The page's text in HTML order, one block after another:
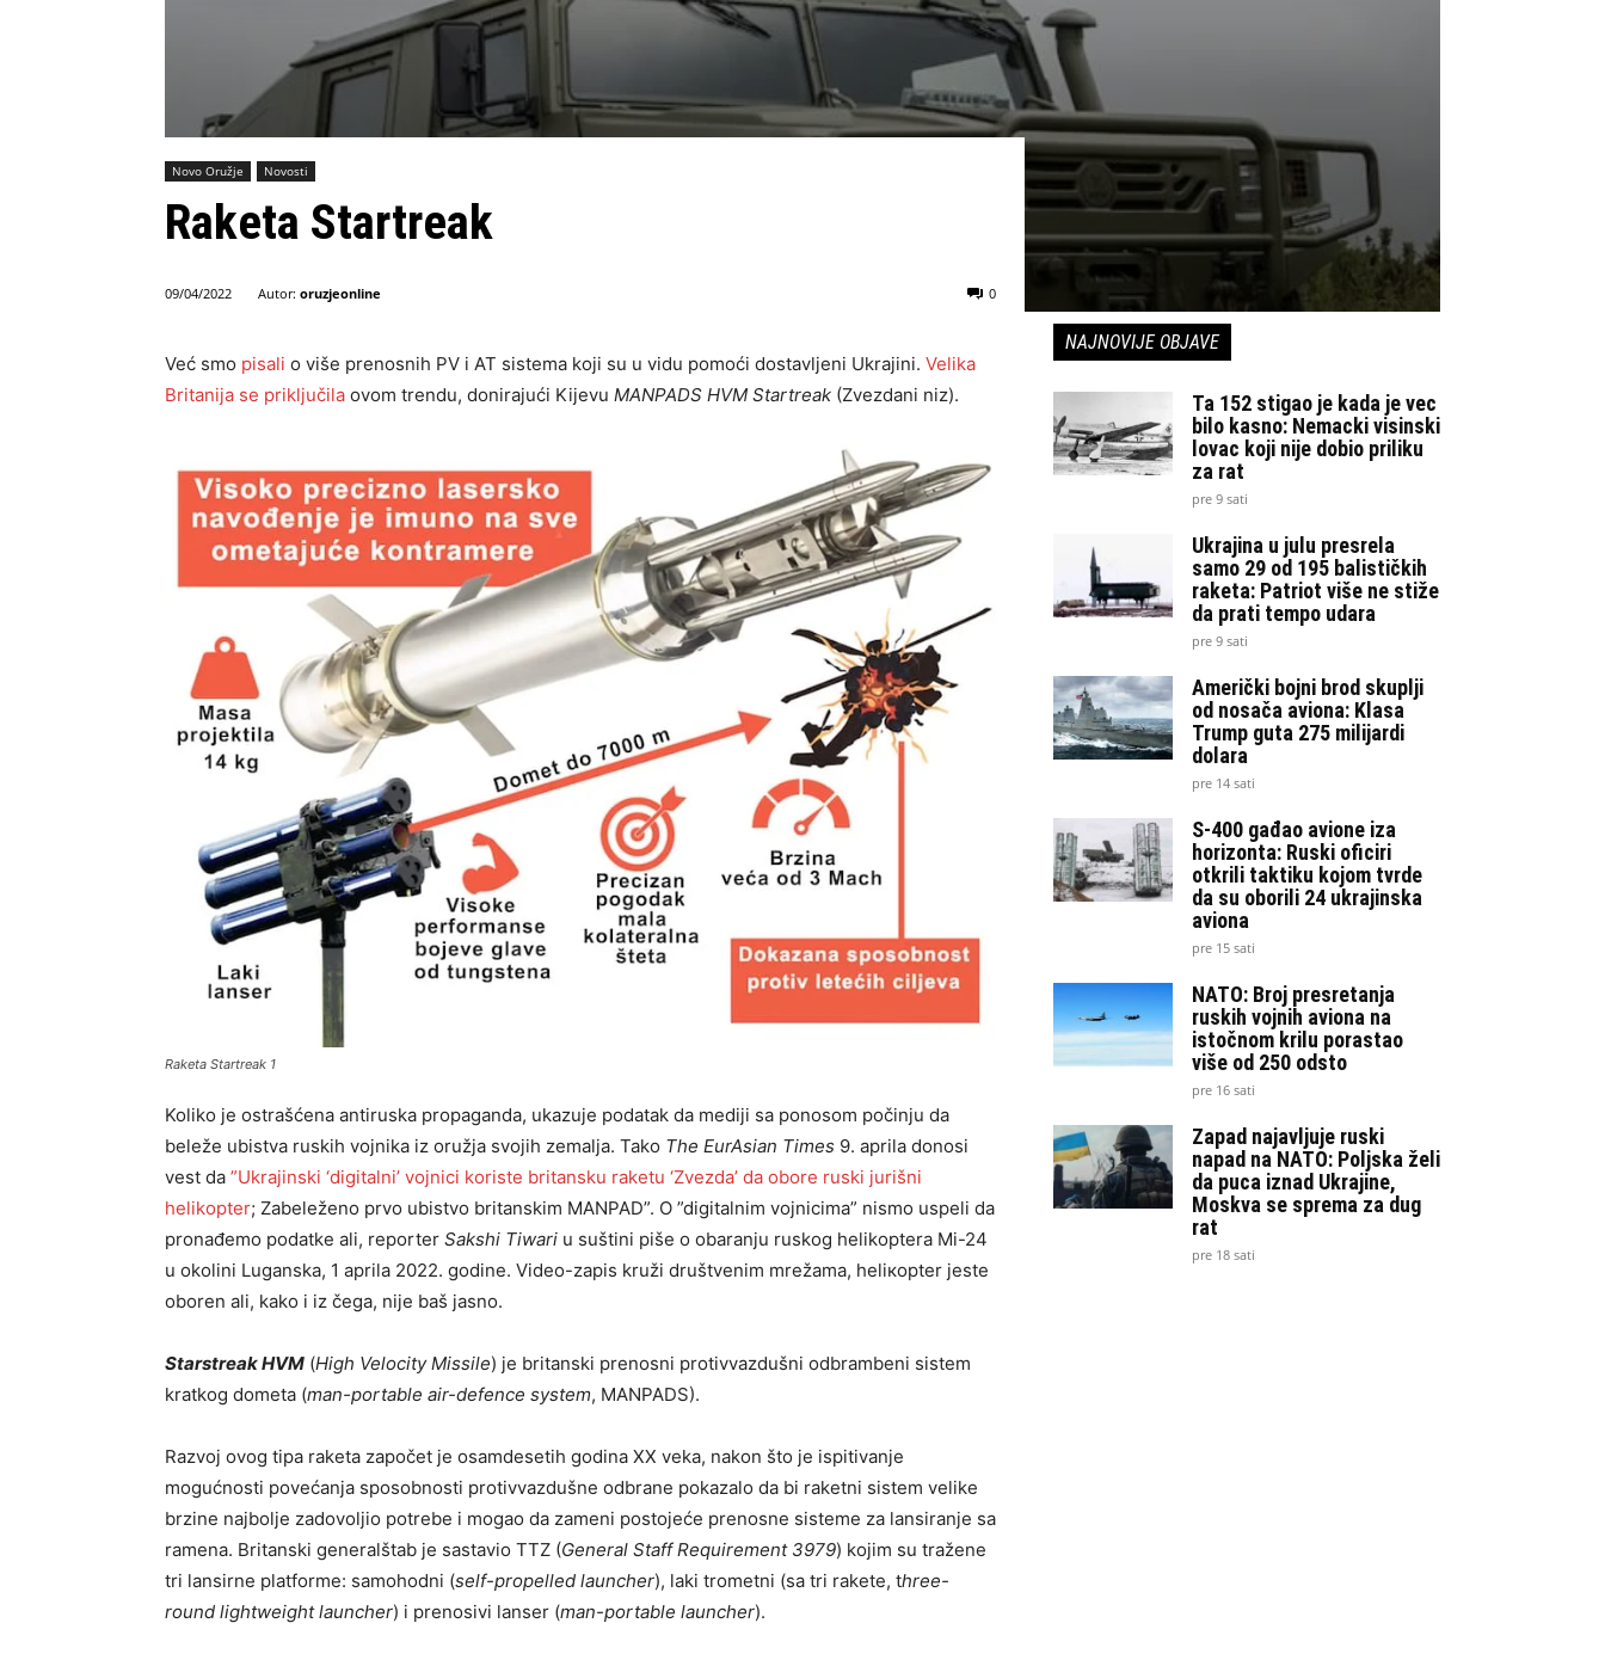
Novo Oružje Novosti
Raketa Startreak
09/04/2022 Autor: oruzjeonline 0
Već smo pisali o više prenosnih PV i AT sistema koji su u vidu pomoći dostavljeni Ukrajini. Velika
Britanija se priključila ovom trendu, donirajući Kijevu MANPADS HVM Startreak (Zvezdani niz).
Raketa Startreak 1
Koliko je ostrašćena antiruska propaganda, ukazuje podatak da mediji sa ponosom počinju da
beleže ubistva ruskih vojnika iz oružja svojih zemalja. Tako The EurAsian Times 9. aprila donosi
vest da ”Ukrajinski ‘digitalni’ vojnici koriste britansku raketu ‘Zvezda’ da obоre ruski jurišni
helikopter; Zabeleženo prvo ubistvo britanskim MANPAD”. O ”digitalnim vojnicima” nismo uspeli da
pronađemo podatke ali, reporter Sakshi Tiwari u suštini piše o obaranju ruskog helikoptera Mi-24
u okolini Luganska, 1 aprila 2022. godine. Video-zapis kruži društvenim mrežama, heliкopter jeste
oboren ali, kako i iz čega, nije baš jasno.
Starstreak HVM (High Velocity Missile) je britanski prenosni protivvazdušni odbrambeni sistem
kratkog dometa (man-portable air-defence system, MANPADS).
Razvoj ovog tipa raketa započet je osamdesetih godina XX veka, nakon što je ispitivanje
mogućnosti povećanja sposobnosti protivvazdušne odbrane pokazalo da bi raketni sistem velike
brzine najbolje zadovoljio potrebe i mogao da zameni postojeće prenosne sisteme za lansiranje sa
ramena. Britanski generalštab je sastavio TTZ (General Staff Requirement 3979) kojim su tražene
tri lansirne platforme: samohodni (self-propelled launcher), laki trometni (sa tri rakete, three-
round lightweight launcher) i prenosivi lanser (man-portable launcher).
NAJNOVIJE OBJAVE
Ta 152 stigao je kada je vec
bilo kasno: Nemacki visinski
lovac koji nije dobio priliku
za rat
pre 9 sati
Ukrajina u julu presrela
samo 29 od 195 balističkih
raketa: Patriot više ne stiže
da prati tempo udara
pre 9 sati
Američki bojni brod skuplji
od nosača aviona: Klasa
Trump guta 275 milijardi
dolara
pre 14 sati
S-400 gađao avione iza
horizonta: Ruski oficiri
otkrili taktiku kojom tvrde
da su oborili 24 ukrajinska
aviona
pre 15 sati
NATO: Broj presretanja
ruskih vojnih aviona na
istočnom krilu porastao
više od 250 odsto
pre 16 sati
Zapad najavljuje ruski
napad na NATO: Poljska želi
da puca iznad Ukrajine,
Moskva se sprema za dug
rat
pre 18 sati